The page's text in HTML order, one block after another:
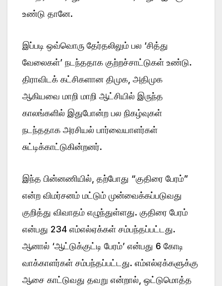
உண்டு தானே.
இப்படி ஒவ்வொரு தேர்தலிலும் பல ‘சித்து
வேலைகள்’ நடந்ததாக குற்றச்சாட்டுகள் உண்டு.
திராவிடக் கட்சிகளான திமுக, அதிமுக
ஆகியவை மாறி மாறி ஆட்சியில் இருந்த
காலங்களில் இதுபோன்ற பல நிகழ்வுகள்
நடந்ததாக அரசியல் பார்வையாளர்கள்
சுட்டிக்காட்டுகின்றனர்.
இந்த பின்னணியில், தற்போது “குதிரை பேரம்”
என்ற விமர்சனம் மட்டும் முன்வைக்கப்படுவது
குறித்து விவாதம் எழுந்துள்ளது. குதிரை பேரம்
என்பது 234 எம்எல்ஏக்கள் சம்பந்தப்பட்டது.
ஆனால் ‘ஆட்டுக்குட்டி பேரம்’ என்பது 6 கோடி
வாக்காளர்கள் சம்பந்தப்பட்டது. எம்எல்ஏக்களுக்கு
ஆசை காட்டுவது தவறு என்றால், ஒட்டுமொத்த